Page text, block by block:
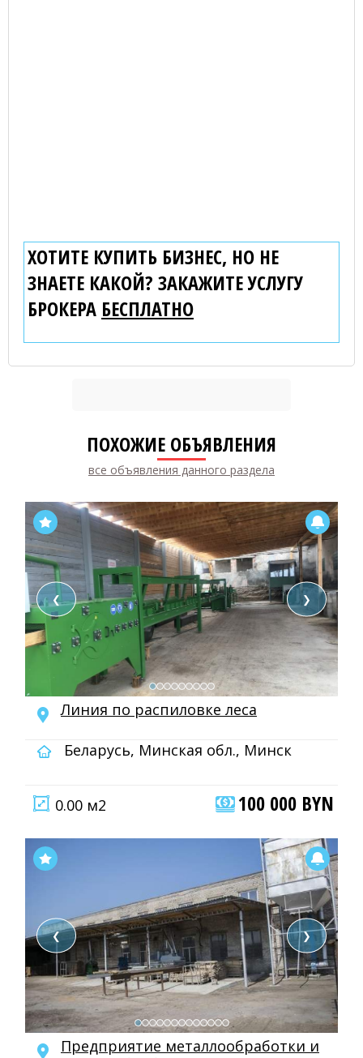
ХОТИТЕ КУПИТЬ БИЗНЕС, НО НЕ
ЗНАЕТЕ КАКОЙ? ЗАКАЖИТЕ УСЛУГУ
БРОКЕРА БЕСПЛАТНО
ПОХОЖИЕ ОБЪЯВЛЕНИЯ
все объявления данного раздела
❮ ❯
Линия по распиловке леса
Беларусь, Минская обл., Минск
0.00 м2 100 000 BYN
❮ ❯
Предприятие металлообработки и